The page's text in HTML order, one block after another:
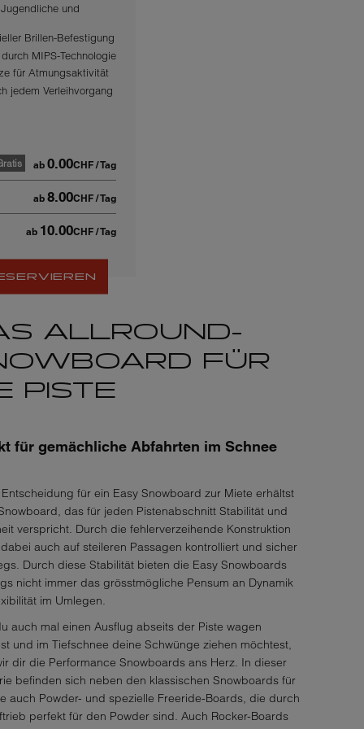
und
Brillen-Befestigung
MIPS-Technologie
für Atmungsaktivität
jedem Verleihvorgang
ab 0.00CHF / Tag
ab 8.00CHF/ Tag
ab 10.00CHF/ Tag
ALLROUND-
FÜR
PISTE
für gemächliche Abfahrten im Schnee
für ein Easy Snowboard zur Miete erhältst
das für jeden Pistenabschnitt Stabilität und
verspricht. Durch die fehlerverzeihende Konstruktion
auch auf steileren Passagen kontrolliert und sicher
Durch diese Stabilität bieten die Easy Snowboards
nicht immer das grösstmögliche Pensum an Dynamik
im Umlegen.
auch mal einen Ausflug abseits der Piste wagen
und im Tiefschnee deine Schwünge ziehen möchtest,
dir die Performance Snowboards ans Herz. In dieser
befinden sich neben den klassischen Snowboards für
auch Powder- und spezielle Freeride-Boards, die durch
perfekt für den Powder sind. Auch Rocker-Boards